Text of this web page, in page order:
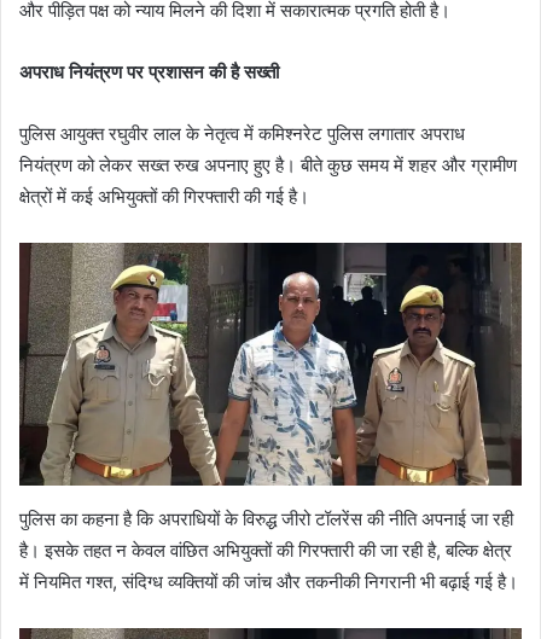
और पीड़ित पक्ष को न्याय मिलने की दिशा में सकारात्मक प्रगति होती है।
अपराध नियंत्रण पर प्रशासन की है सख्ती
पुलिस आयुक्त रघुवीर लाल के नेतृत्व में कमिश्नरेट पुलिस लगातार अपराध
नियंत्रण को लेकर सख्त रुख अपनाए हुए है। बीते कुछ समय में शहर और ग्रामीण
क्षेत्रों में कई अभियुक्तों की गिरफ्तारी की गई है।
पुलिस का कहना है कि अपराधियों के विरुद्ध जीरो टॉलरेंस की नीति अपनाई जा रही
है। इसके तहत न केवल वांछित अभियुक्तों की गिरफ्तारी की जा रही है, बल्कि क्षेत्र
में नियमित गश्त, संदिग्ध व्यक्तियों की जांच और तकनीकी निगरानी भी बढ़ाई गई है।